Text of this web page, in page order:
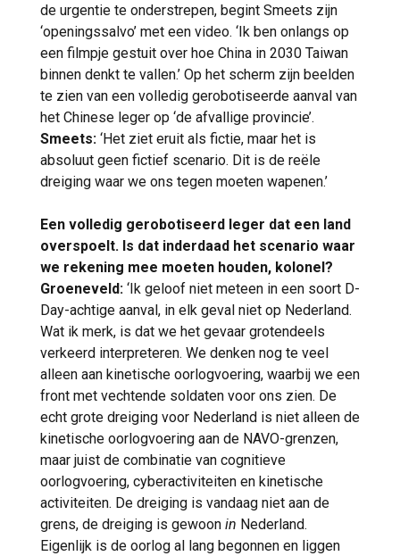
de urgentie te onderstrepen, begint Smeets zijn
‘openingssalvo’ met een video. ‘Ik ben onlangs op
een filmpje gestuit over hoe China in 2030 Taiwan
binnen denkt te vallen.’ Op het scherm zijn beelden
te zien van een volledig gerobotiseerde aanval van
het Chinese leger op ‘de afvallige provincie’.
Smeets: ‘Het ziet eruit als fictie, maar het is
absoluut geen fictief scenario. Dit is de reële
dreiging waar we ons tegen moeten wapenen.’
Een volledig gerobotiseerd leger dat een land
overspoelt. Is dat inderdaad het scenario waar
we rekening mee moeten houden, kolonel?
Groeneveld: ‘Ik geloof niet meteen in een soort D-
Day-achtige aanval, in elk geval niet op Nederland.
Wat ik merk, is dat we het gevaar grotendeels
verkeerd interpreteren. We denken nog te veel
alleen aan kinetische oorlogvoering, waarbij we een
front met vechtende soldaten voor ons zien. De
echt grote dreiging voor Nederland is niet alleen de
kinetische oorlogvoering aan de NAVO-grenzen,
maar juist de combinatie van cognitieve
oorlogvoering, cyberactiviteiten en kinetische
activiteiten. De dreiging is vandaag niet aan de
grens, de dreiging is gewoon in Nederland.
Eigenlijk is de oorlog al lang begonnen en liggen